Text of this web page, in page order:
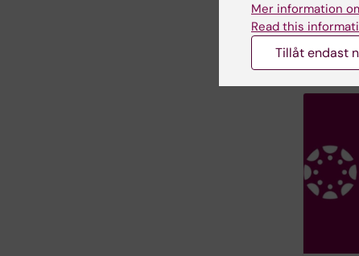
Mer information
Read this
Tillåt endast